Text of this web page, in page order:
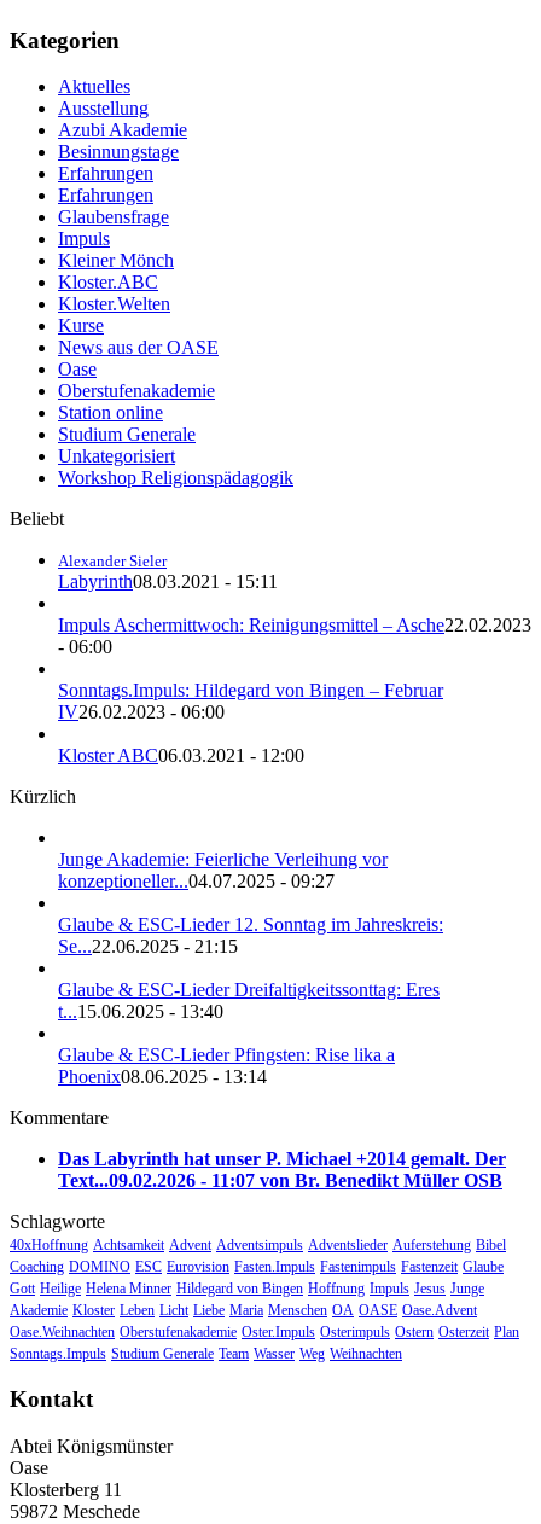
Kategorien
Aktuelles
Ausstellung
Azubi Akademie
Besinnungstage
Erfahrungen
Erfahrungen
Glaubensfrage
Impuls
Kleiner Mönch
Kloster.ABC
Kloster.Welten
Kurse
News aus der OASE
Oase
Oberstufenakademie
Station online
Studium Generale
Unkategorisiert
Workshop Religionspädagogik
Beliebt
Alexander Sieler
Labyrinth08.03.2021 - 15:11
Impuls Aschermittwoch: Reinigungsmittel – Asche22.02.2023
- 06:00
Sonntags.Impuls: Hildegard von Bingen – Februar
IV26.02.2023 - 06:00
Kloster ABC06.03.2021 - 12:00
Kürzlich
Junge Akademie: Feierliche Verleihung vor
konzeptioneller...04.07.2025 - 09:27
Glaube & ESC-Lieder 12. Sonntag im Jahreskreis:
Se...22.06.2025 - 21:15
Glaube & ESC-Lieder Dreifaltigkeitssonttag: Eres
t...15.06.2025 - 13:40
Glaube & ESC-Lieder Pfingsten: Rise lika a
Phoenix08.06.2025 - 13:14
Kommentare
Das Labyrinth hat unser P. Michael +2014 gemalt. Der
Text...09.02.2026 - 11:07 von Br. Benedikt Müller OSB
Schlagworte
40xHoffnung Achtsamkeit Advent Adventsimpuls Adventslieder Auferstehung Bibel
Coaching DOMINO ESC Eurovision Fasten.Impuls Fastenimpuls Fastenzeit Glaube
Gott Heilige Helena Minner Hildegard von Bingen Hoffnung Impuls Jesus Junge
Akademie Kloster Leben Licht Liebe Maria Menschen OA OASE Oase.Advent
Oase.Weihnachten Oberstufenakademie Oster.Impuls Osterimpuls Ostern Osterzeit Plan
Sonntags.Impuls Studium Generale Team Wasser Weg Weihnachten
Kontakt
Abtei Königsmünster
Oase
Klosterberg 11
59872 Meschede